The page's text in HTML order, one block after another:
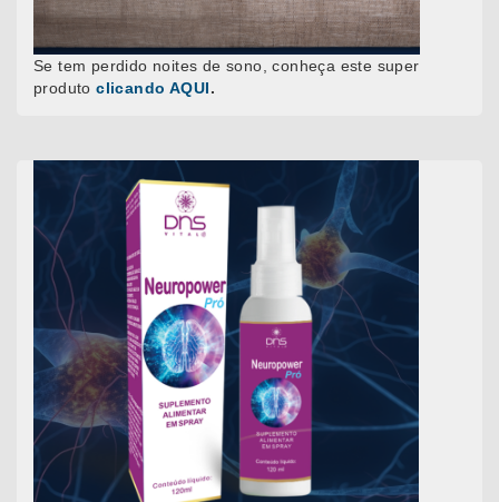
Se tem perdido noites de sono, conheça este super
produto clicando AQUI.